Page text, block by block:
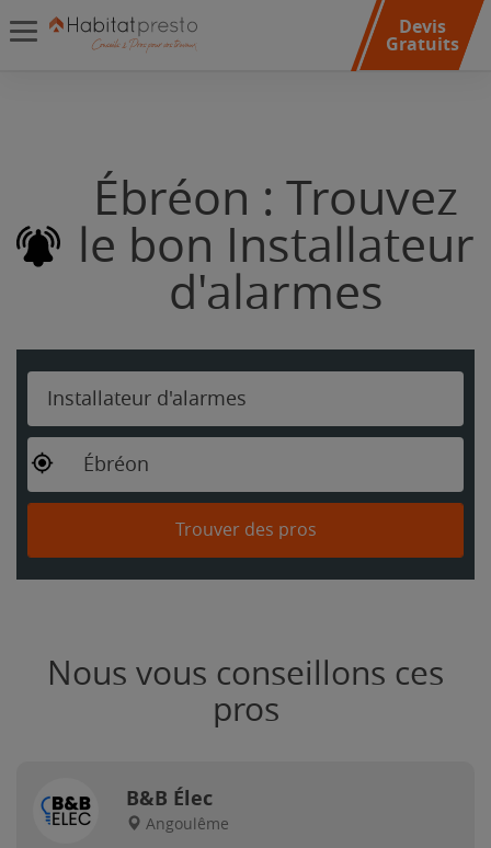
Devis
Gratuits
Ébréon : Trouvez
le bon Installateur
d'alarmes
Installateur d'alarmes
Ébréon
Trouver des pros
Nous vous conseillons ces
pros
B&B Élec
Angoulême